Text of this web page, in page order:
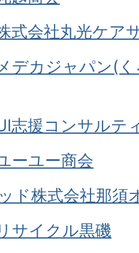
式会社丸光ケア
デカジャパン(
志援コンサルテ
ーユー商会
ド株式会社那須
サイクル黒磯